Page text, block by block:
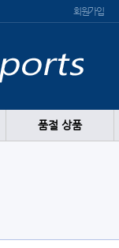
회원가입
품절 상품